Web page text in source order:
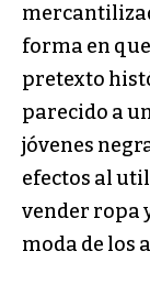
forma en
pretexto
parecido a
jóvenes
efectos al
vender ropa
moda de los